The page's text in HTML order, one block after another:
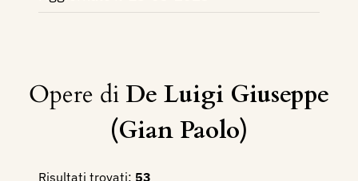
Opere diDe Luigi Giuseppe
(Gian Paolo)
Risultati trovati: 53